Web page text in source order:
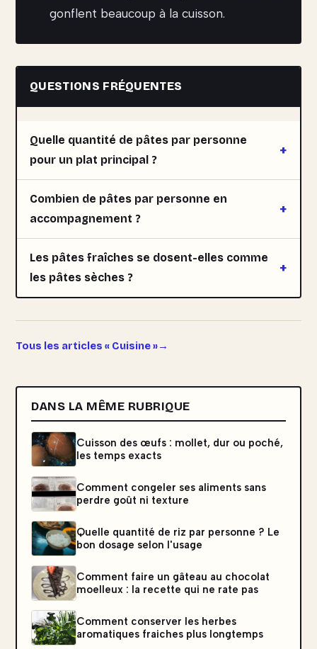
gonflent beaucoup à la cuisson.
QUESTIONS FRÉQUENTES
Quelle quantité de pâtes par personne
pour un plat principal ?
Combien de pâtes par personne en
accompagnement ?
Les pâtes fraîches se dosent-elles comme
les pâtes sèches ?
Tous les articles « Cuisine »
DANS LA MÊME RUBRIQUE
Cuisson des œufs : mollet, dur ou poché,
les temps exacts
Comment congeler ses aliments sans
perdre goût ni texture
Quelle quantité de riz par personne ? Le
bon dosage selon l'usage
Comment faire un gâteau au chocolat
moelleux : la recette qui ne rate pas
Comment conserver les herbes
aromatiques fraiches plus longtemps